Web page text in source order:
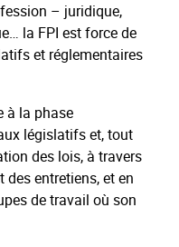
– juridique,
la FPI est force de
et réglementaires
à la phase
législatifs et, tout
des lois, à travers
entretiens, et en
de travail où son